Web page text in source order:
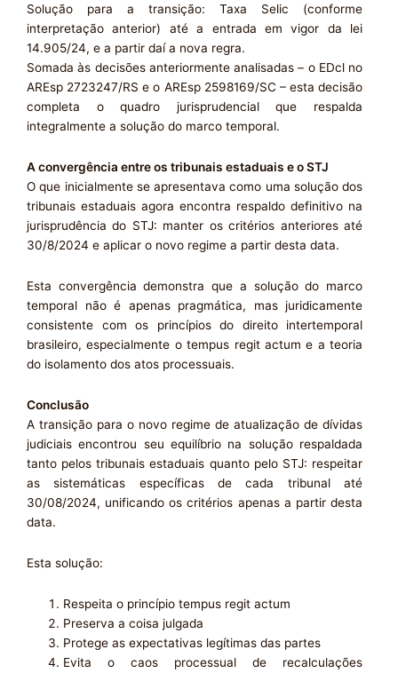
Solução para a transição: Taxa Selic (conforme
interpretação anterior) até a entrada em vigor da lei
14.905/24, e a partir daí a nova regra.
Somada às decisões anteriormente analisadas – o EDcl no
AREsp 2723247/RS e o AREsp 2598169/SC – esta decisão
completa o quadro jurisprudencial que respalda
integralmente a solução do marco temporal.
A convergência entre os tribunais estaduais e o STJ
O que inicialmente se apresentava como uma solução dos
tribunais estaduais agora encontra respaldo definitivo na
jurisprudência do STJ: manter os critérios anteriores até
30/8/2024 e aplicar o novo regime a partir desta data.
Esta convergência demonstra que a solução do marco
temporal não é apenas pragmática, mas juridicamente
consistente com os princípios do direito intertemporal
brasileiro, especialmente o tempus regit actum e a teoria
do isolamento dos atos processuais.
Conclusão
A transição para o novo regime de atualização de dívidas
judiciais encontrou seu equilíbrio na solução respaldada
tanto pelos tribunais estaduais quanto pelo STJ: respeitar
as sistemáticas específicas de cada tribunal até
30/08/2024, unificando os critérios apenas a partir desta
data.
Esta solução:
Respeita o princípio tempus regit actum
Preserva a coisa julgada
Protege as expectativas legítimas das partes
Evita o caos processual de recalculações